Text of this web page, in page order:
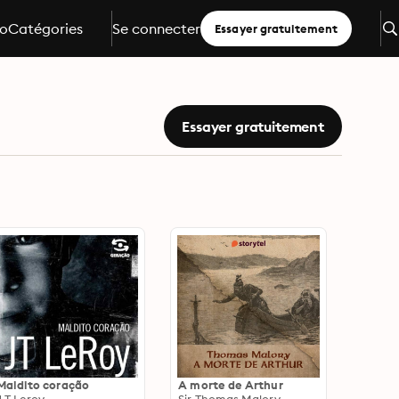
Catégories Se connecter Essayer gratuitement
Essayer gratuitement
coração
A morte de Arthur